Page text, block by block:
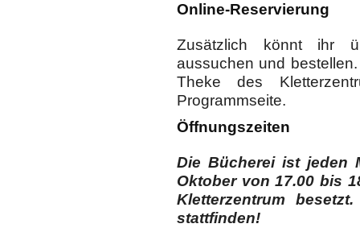
Online-Reservierung
Zusätzlich könnt ihr
aussuchen und
Theke des
Programmseite.
Öffnungszeiten
Die Bücherei ist jeden
Oktober von 17.00 bis
Kletterzentrum
stattfinden!